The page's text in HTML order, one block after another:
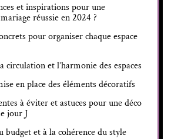
et inspirations pour une
réussie en 2024 ?
pour organiser chaque espace
circulation et l’harmonie des espaces
en place des éléments décoratifs
à éviter et astuces pour une déco
jour J
budget et à la cohérence du style